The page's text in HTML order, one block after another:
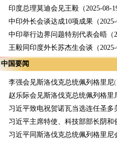
印度总理莫迪会见王毅（2025-08-
中印外长会谈达成10项成果（
中印举行边界问题特别代表会晤（
王毅同印度外长苏杰生会谈（
中国要闻
李强会见斯洛伐克总统佩列格里尼
赵乐际会见斯洛伐克总统佩列格里
习近平致电祝贺诺瓦当选连任圣多
习近平主席特使、科技部部长阴
习近平同斯洛伐克总统佩列格里尼